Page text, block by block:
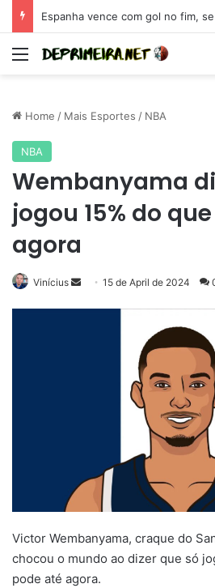
Menu
Home / Mais Esportes / NBA
NBA
Wembanyama
jogou 15% do
agora
Vinícius
Send15 de April de 2024
Victor Wembanyama, craque do
chocou o mundo ao dizer que só
pode até agora.